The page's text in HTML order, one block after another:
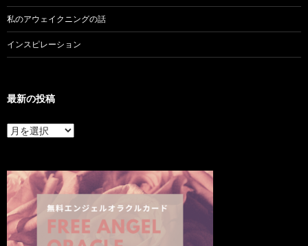
私のアウェイクニングの話
インスピレーション
最新の投稿
最
新
稿